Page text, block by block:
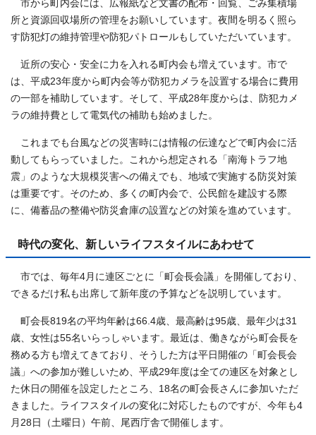
市から町内会には、広報紙など文書の配布・回覧、ごみ集積場
所と資源回収場所の管理をお願いしています。夜間を明るく照ら
す防犯灯の維持管理や防犯パトロールもしていただいています。
近所の安心・安全に力を入れる町内会も増えています。市で
は、平成23年度から町内会等が防犯カメラを設置する場合に費用
の一部を補助しています。そして、平成28年度からは、防犯カメ
ラの維持費として電気代の補助も始めました。
これまでも台風などの災害時には情報の伝達などで町内会に活
動してもらっていました。これから想定される「南海トラフ地
震」のような大規模災害への備えでも、地域で実施する防災対策
は重要です。そのため、多くの町内会で、公民館を建設する際
に、備蓄品の整備や防災倉庫の設置などの対策を進めています。
時代の変化、新しいライフスタイルにあわせて
市では、毎年4月に連区ごとに「町会長会議」を開催しており、
できるだけ私も出席して新年度の予算などを説明しています。
町会長819名の平均年齢は66.4歳、最高齢は95歳、最年少は31
歳、女性は55名いらっしゃいます。最近は、働きながら町会長を
務める方も増えてきており、そうした方は平日開催の「町会長会
議」への参加が難しいため、平成29年度は全ての連区を対象とし
た休日の開催を設定したところ、18名の町会長さんに参加いただ
きました。ライフスタイルの変化に対応したものですが、今年も4
月28日（土曜日）午前、尾西庁舎で開催します。